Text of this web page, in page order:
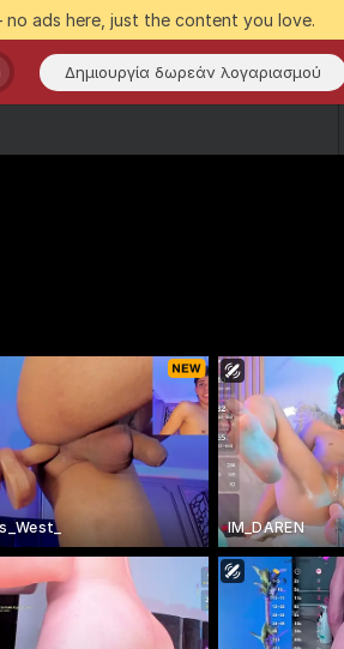
ads here, just the content you love.
Δημιουργία δωρεάν λογαριασμού
IM_DAREN